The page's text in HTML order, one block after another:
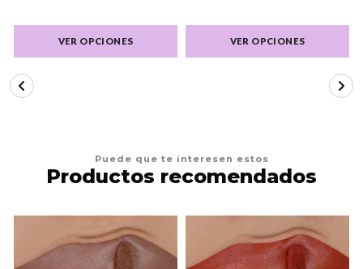
VER OPCIONES VER OPCIONES
Puede que te interesen estos
Productos recomendados